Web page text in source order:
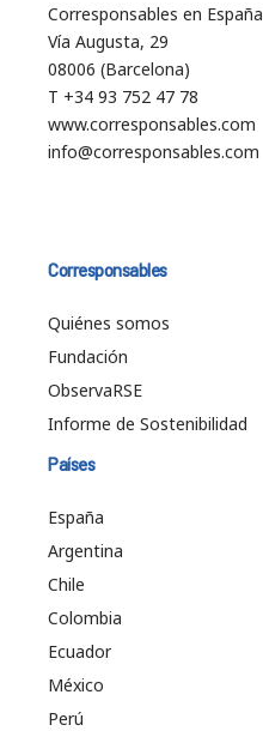
Corresponsables en España
Vía Augusta, 29
08006 (Barcelona)
T +34 93 752 47 78
www.corresponsables.com
info@corresponsables.com
Corresponsables
Quiénes somos
Fundación
ObservaRSE
Informe de Sostenibilidad
Países
España
Argentina
Chile
Colombia
Ecuador
México
Perú